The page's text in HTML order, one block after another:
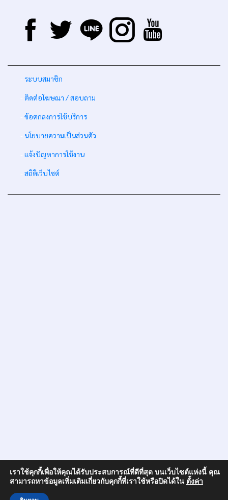
เราใช้คุกกี้เพื่อให้คุณได้รับประสบการณ์ที่ดีที่สุด บนเว็บไซต์แห่งนี้ คุณ
สามารถหาข้อมูลเพิ่มเติมเกี่ยวกับคุกกี้ที่เราใช้หรือปิดได้ใน ตั้งค่า
ระบบสมาชิก
ติดต่อโฆษณา / สอบถาม
ข้อตกลงการใช้บริการ
นโยบายความเป็นส่วนตัว
แจ้งปัญหาการใช้งาน
สถิติเว็บไซต์